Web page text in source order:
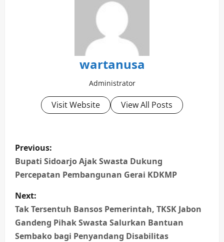
wartanusa
Administrator
Visit Website View All Posts
P
o
t
n
Previous:
Bupati Sidoarjo Ajak Swasta Dukung
Percepatan Pembangunan Gerai KDKMP
Next:
Tak Tersentuh Bansos Pemerintah, TKSK Jabon
Gandeng Pihak Swasta Salurkan Bantuan
Sembako bagi Penyandang Disabilitas